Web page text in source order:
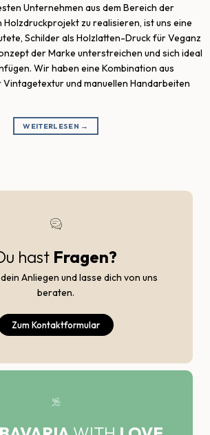
Unternehmen aus dem Bereich der
Holzdruckprojekt zu realisieren, ist uns eine
Schilder als Holzlatten-Druck für Veganz
der Marke unterstreichen und sich ideal
Wir haben eine Kombination aus
und manuellen Handarbeiten
WEITERLESEN →
hast Fragen?
Anliegen und lasse dich von uns
beraten.
Zum Kontaktformular